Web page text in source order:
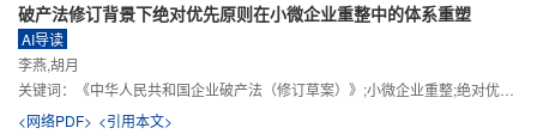
破产法修订背景下绝对优先原则在小微企业重整中的体系重塑
AI导读
李燕,胡月
关键词：
《中华人民共和国企业破产法（修订草案）》;小微企业重整;绝对优先原则;股东权益保留;预期可支配收入标准
<网络PDF> <引用本文>